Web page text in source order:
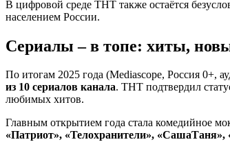
В цифровой среде ТНТ также остаётся
населением России.
Сериалы – в топе: хиты,
По итогам 2025 года (Mediascope, Россия 0+,
из 10 сериалов канала. ТНТ подтвердил
любимых хитов.
Главным открытием года стала комедийное
«Патриот», «Телохранители»,